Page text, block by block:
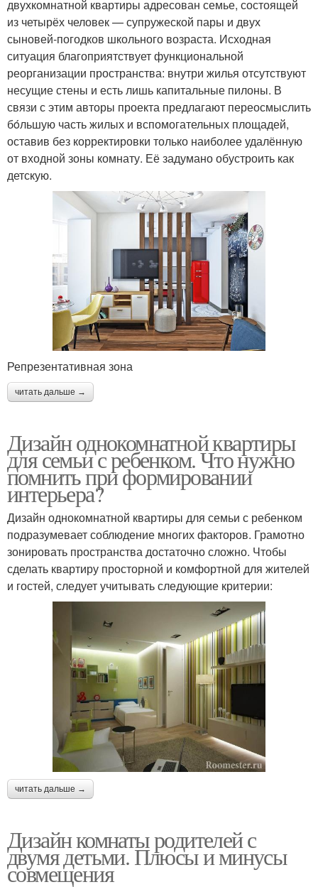
двухкомнатной квартиры адресован семье, состоящей
из четырёх человек — супружеской пары и двух
сыновей-погодков школьного возраста. Исходная
ситуация благоприятствует функциональной
реорганизации пространства: внутри жилья отсутствуют
несущие стены и есть лишь капитальные пилоны. В
связи с этим авторы проекта предлагают переосмыслить
бόльшую часть жилых и вспомогательных площадей,
оставив без корректировки только наиболее удалённую
от входной зоны комнату. Её задумано обустроить как
детскую.
Репрезентативная зона
читать дальше →
Дизайн однокомнатной квартиры
для семьи с ребенком. Что нужно
помнить при формировании
интерьера?
Дизайн однокомнатной квартиры для семьи с ребенком
подразумевает соблюдение многих факторов. Грамотно
зонировать пространства достаточно сложно. Чтобы
сделать квартиру просторной и комфортной для жителей
и гостей, следует учитывать следующие критерии:
читать дальше →
Дизайн комнаты родителей с
двумя детьми. Плюсы и минусы
совмещения